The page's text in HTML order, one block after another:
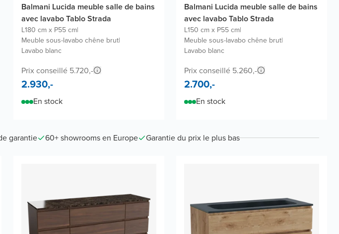
Balmani Lucida meuble salle de bains
avec lavabo Tablo Strada
L180 cm x P55 cm|
Meuble sous-lavabo chêne brut|
Lavabo blanc
Prix conseillé 5.720,-
2.930,-
En stock
Balmani Lucida meuble salle de bains
avec lavabo Tablo Strada
L150 cm x P55 cm|
Meuble sous-lavabo chêne brut|
Lavabo blanc
Prix conseillé 5.260,-
2.700,-
En stock
garantie 60+ showrooms en Europe Garantie du prix le plus bas